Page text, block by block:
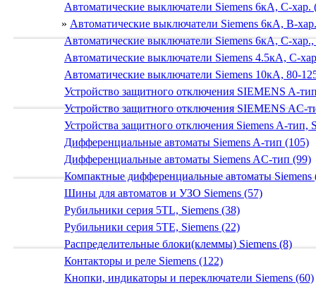
Автоматические выключатели Siemens 6кА, С-хар.
» Автоматические выключатели Siemens 6кА, B-
Автоматические выключатели Siemens 6кА, C-
Автоматические выключатели Siemens 4.5кА, C-
Автоматические выключатели Siemens 10кА, 80-
Устройство защитного отключения SIEMENS A-
Устройство защитного отключения SIEMENS AС-
Устройства защитного отключения Siemens A-тип,
Дифференциальные автоматы Siemens A-тип (105)
Дифференциальные автоматы Siemens AС-тип (99)
Компактные дифференциальные автоматы Siemens
Шины для автоматов и УЗО Siemens (57)
Рубильники серия 5TL, Siemens (38)
Рубильники серия 5TE, Siemens (22)
Распределительные блоки(клеммы) Siemens (8)
Контакторы и реле Siemens (122)
Кнопки, индикаторы и переключатели Siemens (60)